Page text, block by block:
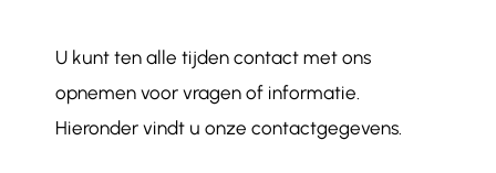
U kunt ten alle tijden contact met ons
opnemen voor vragen of informatie.
Hieronder vindt u onze contactgegevens.